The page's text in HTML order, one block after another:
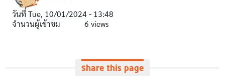
วันที่ Tue, 10/01/2024 - 13:48
จำนวนผู้เข้าชม
6 views
Share this page